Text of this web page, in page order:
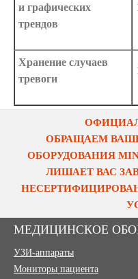
и графических
трендов
Хранение случаев
тревоги
ОБРАЩАЕМ
ОБОРУДОВАНИЯ
ЛИШАЕТ ВАС
МЕДИЦИНСКОЕ
УЗИ-аппараты
Мониторы пациента